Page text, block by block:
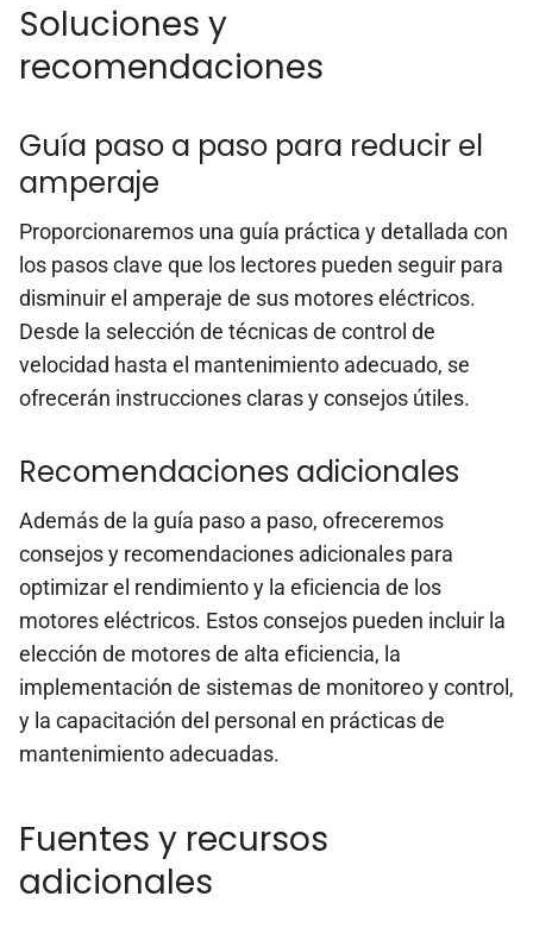
Soluciones y
recomendaciones
Guía paso a paso para reducir el
amperaje
Proporcionaremos una guía práctica y detallada con
los pasos clave que los lectores pueden seguir para
disminuir el amperaje de sus motores eléctricos.
Desde la selección de técnicas de control de
velocidad hasta el mantenimiento adecuado, se
ofrecerán instrucciones claras y consejos útiles.
Recomendaciones adicionales
Además de la guía paso a paso, ofreceremos
consejos y recomendaciones adicionales para
optimizar el rendimiento y la eficiencia de los
motores eléctricos. Estos consejos pueden incluir la
elección de motores de alta eficiencia, la
implementación de sistemas de monitoreo y control,
y la capacitación del personal en prácticas de
mantenimiento adecuadas.
Fuentes y recursos
adicionales